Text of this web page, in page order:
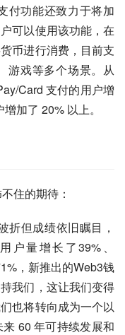
付功能还致力于将加
可以使用该功能，在
币进行消费，目前支
游戏等多个场景。从
Card 支付的用户增
加了 20% 以上。
住的期待：
折但成绩依旧瞩目，
户量增长了39%、
，新推出的Web3钱
我们，这让我们变得
也将转向成为一个以
60 年可持续发展和